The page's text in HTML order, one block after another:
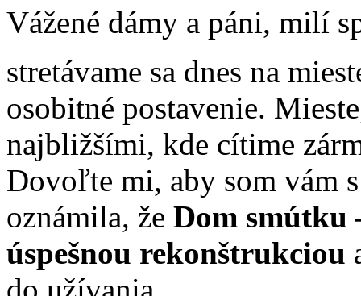
Vážené dámy a páni, milí
stretávame sa dnes na
osobitné postavenie.
najbližšími, kde cítime
Dovoľte mi, aby som vám
oznámila, že Dom smútku
úspešnou rekonštrukciou